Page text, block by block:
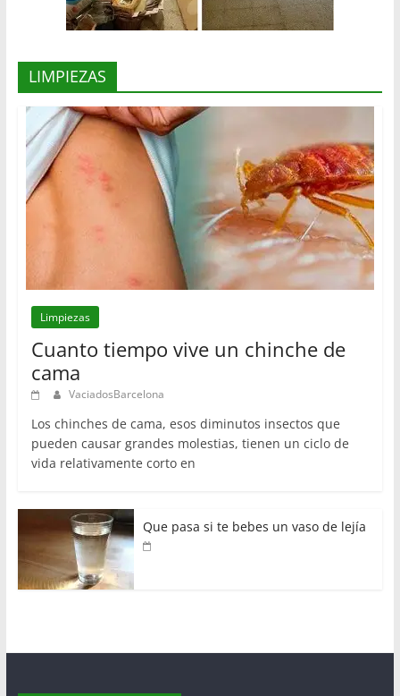
LIMPIEZAS
Limpiezas
Cuanto tiempo vive un chinche de
cama
VaciadosBarcelona
Los chinches de cama, esos diminutos insectos que
pueden causar grandes molestias, tienen un ciclo de
vida relativamente corto en
Que pasa si te bebes un vaso de lejía